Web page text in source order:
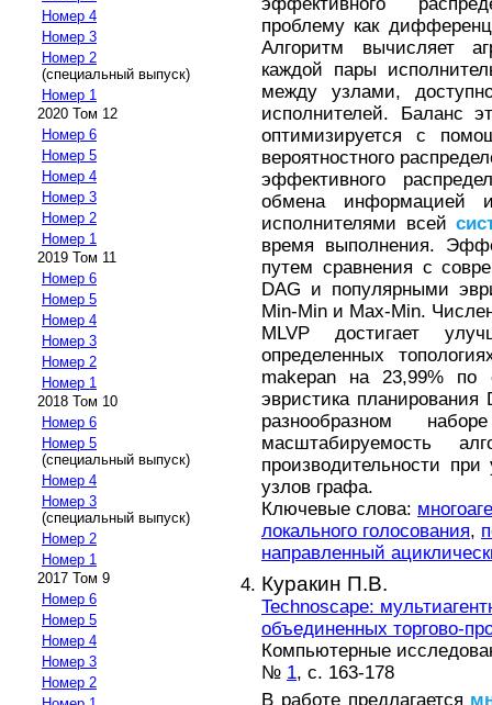
Номер 4
Номер 3
Номер 2
(специальный выпуск)
Номер 1
2020 Том 12
Номер 6
Номер 5
Номер 4
Номер 3
Номер 2
Номер 1
2019 Том 11
Номер 6
Номер 5
Номер 4
Номер 3
Номер 2
Номер 1
2018 Том 10
Номер 6
Номер 5
(специальный выпуск)
Номер 4
Номер 3
(специальный выпуск)
Номер 2
Номер 1
2017 Том 9
Номер 6
Номер 5
Номер 4
Номер 3
Номер 2
эффективного
проблему как
Алгоритм вычисляет
каждой пары
между узлами,
исполнителей. Баланс
оптимизируется с
вероятностного
эффективного
обмена информацией
исполнителями всей
время выполнения.
путем сравнения с
DAG и популярными
Min-Min и Max-Min.
MLVP достигает
определенных
makepan на 23,99% по
эвристика планирования
разнообразном
масштабируемость
производительности
узлов графа.
Ключевые слова:
локального голосования,
направленный
Куракин П.В.
Technoscape:
объединенных торгово-
Компьютерные
№ 1, с. 163-178
В работе предлагается